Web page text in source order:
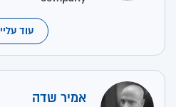
עוד עליי
אמיר שדה